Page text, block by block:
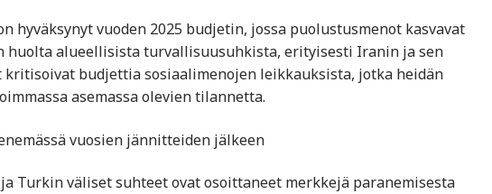
hyväksynyt vuoden 2025 budjetin, jossa puolustusmenot kasvavat
huolta alueellisista turvallisuusuhkista, erityisesti Iranin ja sen
budjettia sosiaalimenojen leikkauksista, jotka heidän
asemassa olevien tilannetta.
vuosien jännitteiden jälkeen
Turkin väliset suhteet ovat osoittaneet merkkejä paranemisesta